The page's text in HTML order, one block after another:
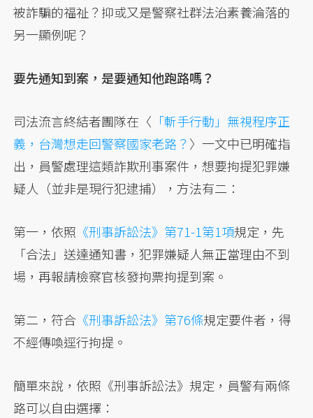
被詐騙的福祉？抑或又是警察社群法治素養淪落的
另一顯例呢？
要先通知到案，是要通知他跑路嗎？
司法流言終結者團隊在〈 「斬手行動」無視程序正
義，台灣想走回警察國家老路？ 〉一文中已明確指
出，員警處理這類詐欺刑事案件，想要拘提犯罪嫌
疑人（並非是現行犯逮捕），方法有二：
第一，依照 《刑事訴訟法》第71-1第1項規定，先
「合法」送達通知書，犯罪嫌疑人無正當理由不到
場，再報請檢察官核發拘票拘提到案。
第二，符合 《刑事訴訟法》第76條規定要件者，得
不經傳喚逕行拘提。
簡單來說，依照《刑事訴訟法》規定，員警有兩條
路可以自由選擇：